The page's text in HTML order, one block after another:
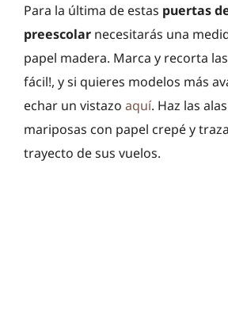
Para la última de estas puertas
preescolar necesitarás una
papel madera. Marca y recorta
fácil!, y si quieres modelos más
echar un vistazo aquí. Haz las
mariposas con papel crepé y
trayecto de sus vuelos.